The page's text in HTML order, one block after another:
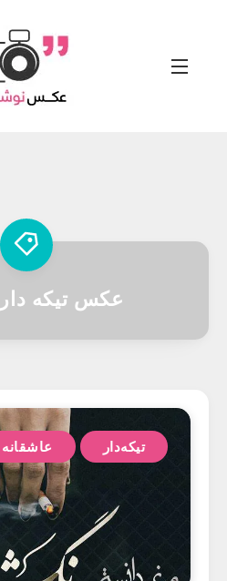
عکس تیکه
تیکه‌دار عاشقانه